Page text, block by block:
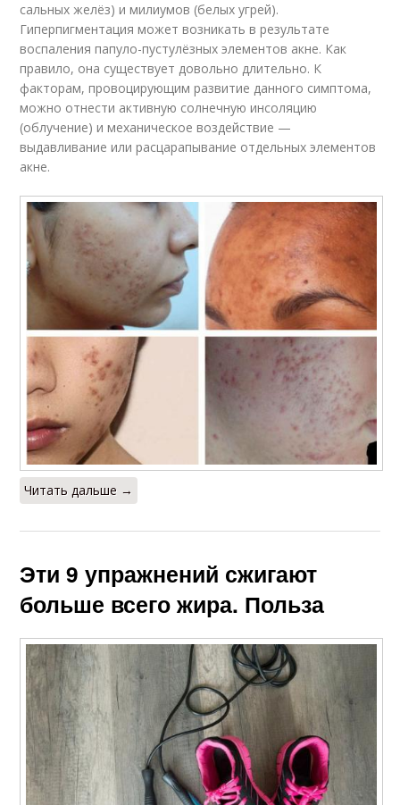
сальных желёз) и милиумов (белых угрей).
Гиперпигментация может возникать в результате
воспаления папуло-пустулёзных элементов акне. Как
правило, она существует довольно длительно. К
факторам, провоцирующим развитие данного симптома,
можно отнести активную солнечную инсоляцию
(облучение) и механическое воздействие —
выдавливание или расцарапывание отдельных элементов
акне.
Читать дальше →
Эти 9 упражнений сжигают
больше всего жира. Польза